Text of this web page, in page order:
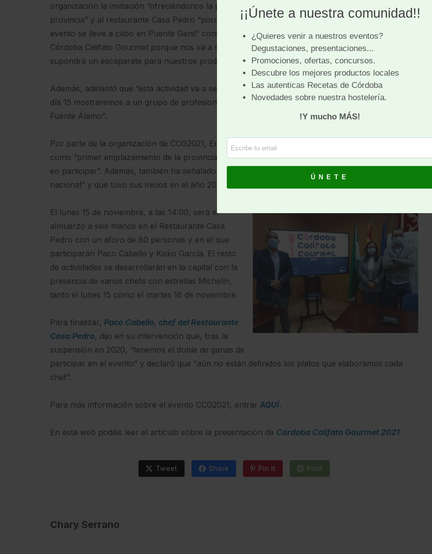
organización la invitación “ofreciéndonos la posibilidad de participar y de que el evento salga a la
provincia” y al restaurante Casa Pedro “porque nos ha ofrecido su restaurante para que este
evento se lleve a cabo en Puente Genil” considerando como “muy importante que entremos en
Córdoba Califato Gourmet porque nos va a situar en el marco de la gastronomía cordobesa y
supondrá un escaparate para nuestros productos”.
Además, adelantó que “esta actividad va a servir para promocionar nuestro patrimonio porque el
día 15 mostraremos a un grupo de profesionales gastronómicos el yacimiento arqueológico de
Fuente Álamo”.
Por parte de la organización de CCG2021, Enrique Merino ha hecho hincapié en Puente Genil
como “primer emplazamiento de la provincia en el que va a salir, dado el interés que han tenido
en participar”. Además, también ha señalado que se trata de un evento “ya consolidado a nivel
nacional” y que tuvo sus inicios en el año 2014.
El lunes 15 de noviembre, a las 14:00, será el
almuerzo a seis manos en el Restaurante Casa
Pedro con un aforo de 80 personas y en el que
participarán Paco Cabello y Kisko García. El resto
de actividades se desarrollarán en la capital con la
presencia de varios chefs con estrellas Michelín,
tanto el lunes 15 como el martes 16 de noviembre.
Para finalizar, Paco Cabello, chef del Restaurante
Casa Pedro, dijo en su intervención que, tras la
suspensión en 2020, “tenemos el doble de ganas de
participar en el evento” y declaró que “aún no están definidos los platos que elaboramos cada
chef”.
Para más información sobre el evento CCG2021, entrar AQUÍ.
En esta web podéis leer el artículo sobre la presentación de Córdoba Califato Gourmet 2021
Tweet Share Pin It Print
Chary Serrano